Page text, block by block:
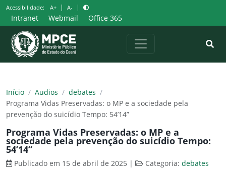
Pular
para
o
conteúdo
Acessibilidade: A+ | A- |
Intranet Webmail Office 365
Início / Audios / debates /
Programa Vidas Preservadas: o MP e a sociedade pela
prevenção do suicídio Tempo: 54’14”
Programa Vidas Preservadas: o MP e a
sociedade pela prevenção do suicídio Tempo:
54’14”
Publicado em 15 de abril de 2025 | Categoria: debates